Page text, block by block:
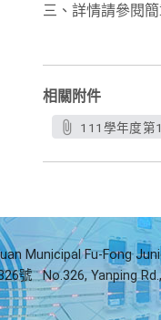
三、詳情請參閱
相關附件
111學年度第
Municipal Fu-Fong
號
No.326, Yanping